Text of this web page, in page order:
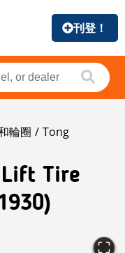
刊登！
輪圈 Tong
Lift Tire